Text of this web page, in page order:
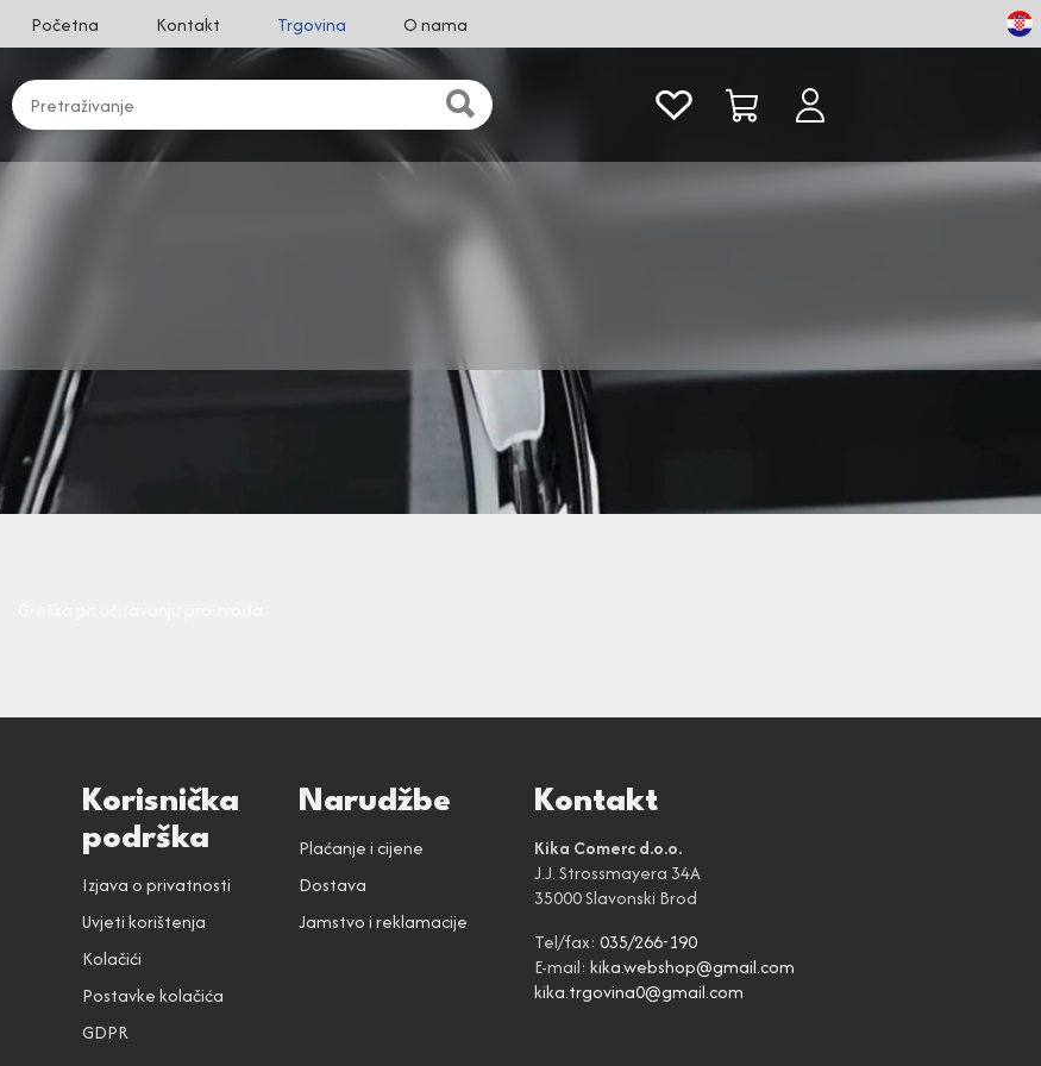
Početna Kontakt Trgovina O nama
Korisnička
podrška
Izjava o privatnosti
Uvjeti korištenja
Kolačići
Postavke kolačića
GDPR
Narudžbe
Plaćanje i cijene
Dostava
Jamstvo i reklamacije
Kontakt
Kika Comerc d.o.o.
J.J. Strossmayera 34A
35000 Slavonski Brod
Tel/fax: 035/266-190
E-mail: kika.webshop@gmail.com
kika.trgovina0@gmail.com